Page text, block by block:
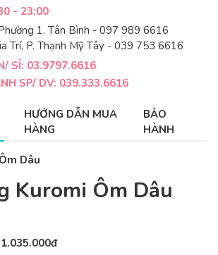
- 23:00
1, Tân Bình - 097 989 6616
Trí, P. Thạnh Mỹ Tây - 039 753 6616
SỈ: 03.9797.6616
SP/ DV: 039.333.6616
HƯỚNG DẪN MUA
HÀNG
BẢO
HÀNH
Dâu
Kuromi Ôm Dâu